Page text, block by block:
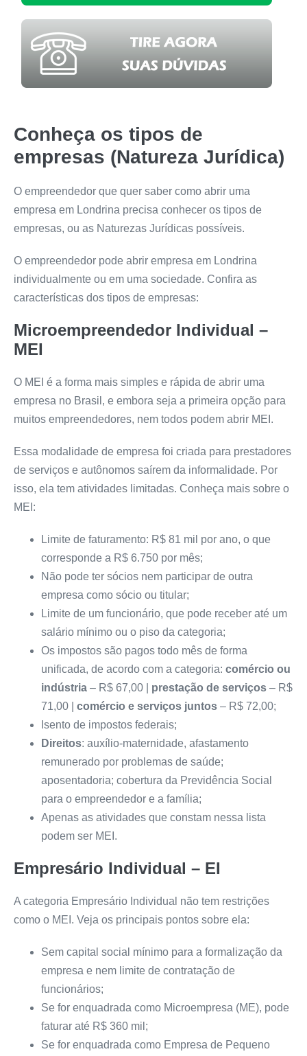
Conheça os tipos de
empresas (Natureza Jurídica)
O empreendedor que quer saber como abrir uma
empresa em Londrina precisa conhecer os tipos de
empresas, ou as Naturezas Jurídicas possíveis.
O empreendedor pode abrir empresa em Londrina
individualmente ou em uma sociedade. Confira as
características dos tipos de empresas:
Microempreendedor Individual –
MEI
O MEI é a forma mais simples e rápida de abrir uma
empresa no Brasil, e embora seja a primeira opção para
muitos empreendedores, nem todos podem abrir MEI.
Essa modalidade de empresa foi criada para prestadores
de serviços e autônomos saírem da informalidade. Por
isso, ela tem atividades limitadas. Conheça mais sobre o
MEI:
Limite de faturamento: R$ 81 mil por ano, o que
corresponde a R$ 6.750 por mês;
Não pode ter sócios nem participar de outra
empresa como sócio ou titular;
Limite de um funcionário, que pode receber até um
salário mínimo ou o piso da categoria;
Os impostos são pagos todo mês de forma
unificada, de acordo com a categoria: comércio ou
indústria – R$ 67,00 | prestação de serviços – R$
71,00 |
comércio e serviços juntos – R$ 72,00;
Isento de impostos federais;
Direitos: auxílio-maternidade, afastamento
remunerado por problemas de saúde;
aposentadoria; cobertura da Previdência Social
para o empreendedor e a família;
Apenas as atividades que constam nessa lista
podem ser MEI.
Empresário Individual – EI
A categoria Empresário Individual não tem restrições
como o MEI. Veja os principais pontos sobre ela:
Sem capital social mínimo para a formalização da
empresa e nem limite de contratação de
funcionários;
Se for enquadrada como Microempresa (ME), pode
faturar até R$ 360 mil;
Se for enquadrada como Empresa de Pequeno